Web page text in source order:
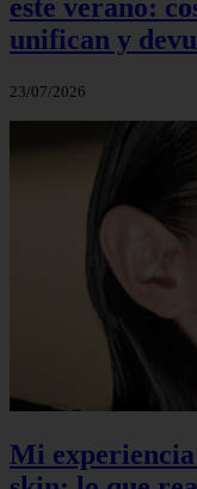
este verano:
unifican y
23/07/2026
Mi